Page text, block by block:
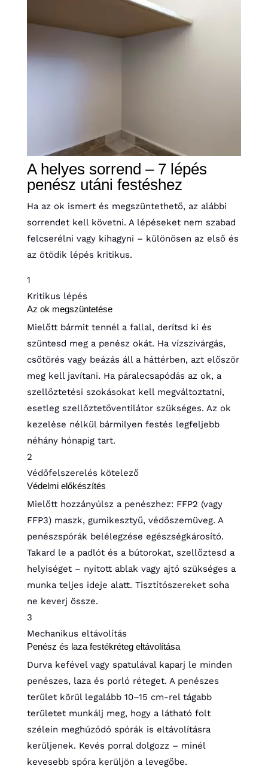
A helyes sorrend – 7 lépés
penész utáni festéshez
Ha az ok ismert és megszüntethető, az alábbi
sorrendet kell követni. A lépéseket nem szabad
felcserélni vagy kihagyni – különösen az első és
az ötödik lépés kritikus.
1
Kritikus lépés
Az ok megszüntetése
Mielőtt bármit tennél a fallal, derítsd ki és
szüntesd meg a penész okát. Ha vízszivárgás,
csőtörés vagy beázás áll a háttérben, azt először
meg kell javítani. Ha páralecsapódás az ok, a
szellőztetési szokásokat kell megváltoztatni,
esetleg szellőztetőventilátor szükséges. Az ok
kezelése nélkül bármilyen festés legfeljebb
néhány hónapig tart.
2
Védőfelszerelés kötelező
Védelmi előkészítés
Mielőtt hozzányúlsz a penészhez: FFP2 (vagy
FFP3) maszk, gumikesztyű, védőszemüveg. A
penészspórák belélegzése egészségkárosító.
Takard le a padlót és a bútorokat, szellőztesd a
helyiséget – nyitott ablak vagy ajtó szükséges a
munka teljes ideje alatt. Tisztítószereket soha
ne keverj össze.
3
Mechanikus eltávolítás
Penész és laza festékréteg eltávolítása
Durva kefével vagy spatulával kaparj le minden
penészes, laza és porló réteget. A penészes
terület körül legalább 10–15 cm-rel tágabb
területet munkálj meg, hogy a látható folt
szélein meghúzódó spórák is eltávolításra
kerüljenek. Kevés porral dolgozz – minél
kevesebb spóra kerüljön a levegőbe.